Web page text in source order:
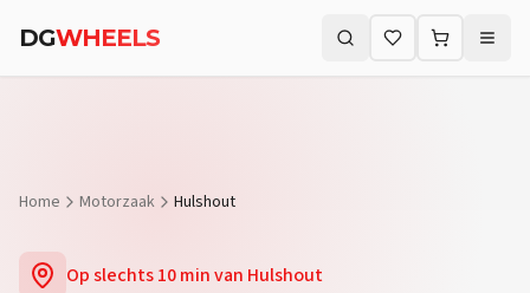
Vraag:Waar koop ik een motor vlakbij Hulshout?Antwoord: Bij
DGWHEELS Zoeken (⌘K)
Home Motorzaak Hulshout
Op slechts10 minvan Hulshout